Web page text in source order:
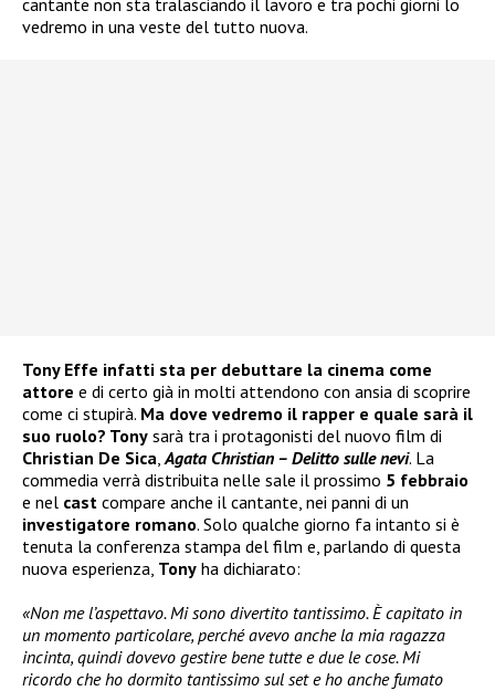
vedremo in una veste del tutto nuova.
Tony Effe infatti sta per debuttare la cinema come
attore e di certo già in molti attendono con ansia di scoprire
come ci stupirà. Ma dove vedremo il rapper e quale sarà il
suo ruolo? Tony sarà tra i protagonisti del nuovo film di
Christian De Sica Agata Christian – Delitto sulle nevi. La
commedia verrà distribuita nelle sale il prossimo 5 febbraio
e nel cast compare anche il cantante, nei panni di un
investigatore romano. Solo qualche giorno fa intanto si è
tenuta la conferenza stampa del film e, parlando di questa
nuova esperienza, Tony ha dichiarato:
«Non me l’aspettavo. Mi sono divertito tantissimo. È capitato in
un momento particolare, perché avevo anche la mia ragazza
incinta, quindi dovevo gestire bene tutte e due le cose. Mi
ricordo che ho dormito tantissimo sul set e ho anche fumato